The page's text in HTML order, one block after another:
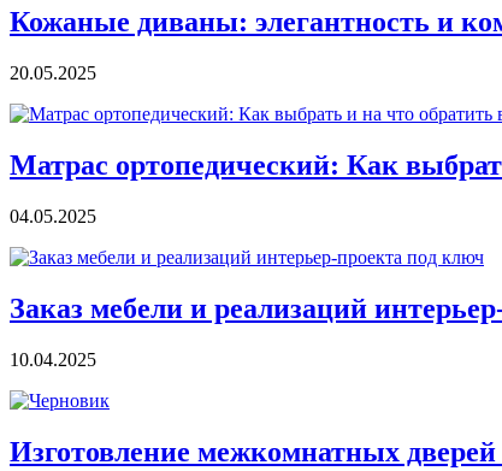
Кожаные диваны: элегантность и
20.05.2025
Матрас ортопедический: Как
04.05.2025
Заказ мебели и реализаций
10.04.2025
Изготовление межкомнатных дверей